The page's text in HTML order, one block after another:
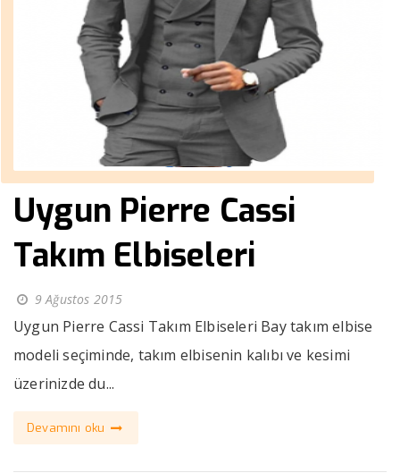
Uygun Pierre Cassi
Takım Elbiseleri
9 Ağustos 2015
Uygun Pierre Cassi Takım Elbiseleri Bay takım elbise
modeli seçiminde, takım elbisenin kalıbı ve kesimi
üzerinizde du...
Devamını oku